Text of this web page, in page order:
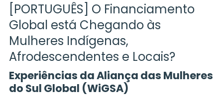
[PORTUGUÊS] O Financiamento
Global está Chegando às
Mulheres Indígenas,
Afrodescendentes e Locais?
Experiências da Aliança das Mulheres
do Sul Global (WiGSA)